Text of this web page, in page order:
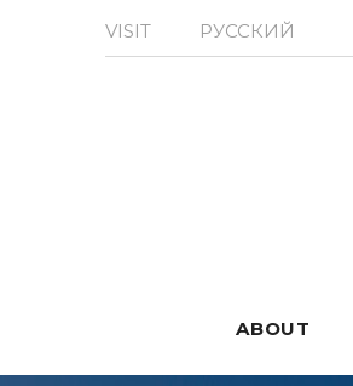
VISIT РУССКИЙ
ABOUT